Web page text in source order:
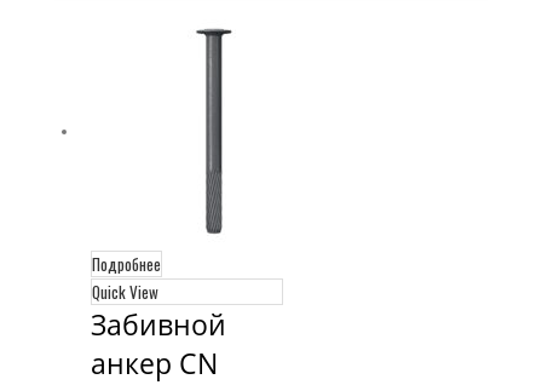
Подробнее
Quick View
Забивной
анкер CN